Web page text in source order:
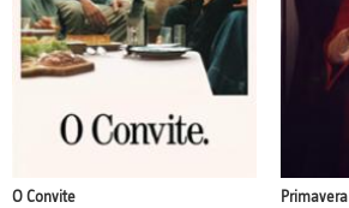
O Convite Primavera